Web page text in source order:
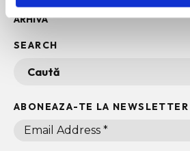
ARHIVA
SEARCH
ABONEAZA-TE LA NEWSLETTER